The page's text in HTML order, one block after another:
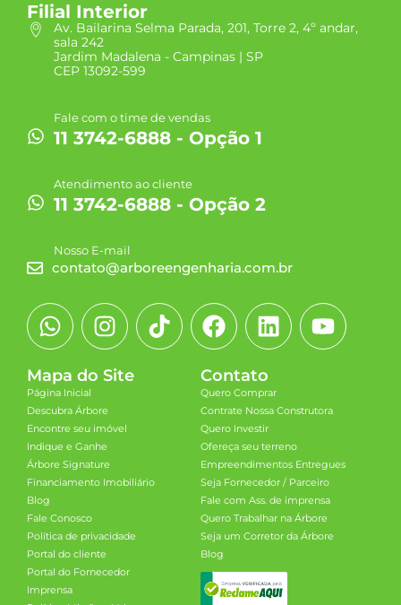
Filial Interior
Av. Bailarina Selma Parada, 201, Torre 2, 4º andar,
sala 242
Jardim Madalena - Campinas | SP
CEP 13092-599
Fale com o time de vendas
11 3742-6888 - Opção 1
Atendimento ao cliente
11 3742-6888 - Opção 2
Nosso E-mail
contato@arboreengenharia.com.br
Mapa do Site
Página Inicial
Descubra Árbore
Encontre seu imóvel
Indique e Ganhe
Árbore Signature
Financiamento Imobiliário
Blog
Fale Conosco
Política de privacidade
Portal do cliente
Portal do Fornecedor
Imprensa
Contato
Quero Comprar
Contrate Nossa Construtora
Quero Investir
Ofereça seu terreno
Empreendimentos Entregues
Seja Fornecedor / Parceiro
Fale com Ass. de imprensa
Quero Trabalhar na Árbore
Seja um Corretor da Árbore
Blog